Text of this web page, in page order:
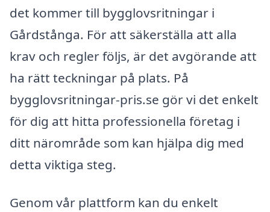
det kommer till bygglovsritningar i
Gårdstånga. För att säkerställa att alla
krav och regler följs, är det avgörande att
ha rätt teckningar på plats. På
bygglovsritningar-pris.se gör vi det enkelt
för dig att hitta professionella företag i
ditt närområde som kan hjälpa dig med
detta viktiga steg.
Genom vår plattform kan du enkelt